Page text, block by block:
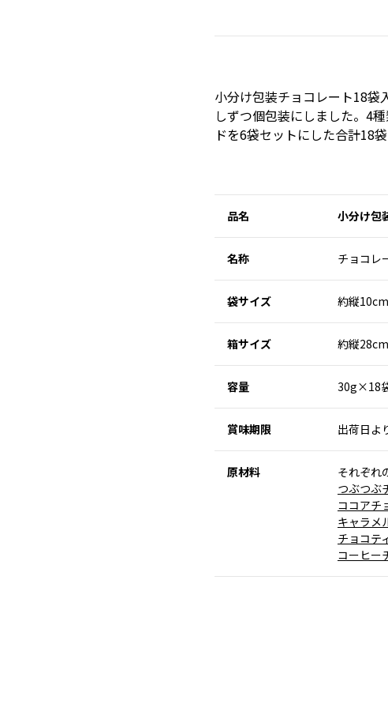
小分け包装チョコレート18袋
しずつ個包装にしました。4
ドを6袋セットにした合計18
品名 小分け包
名称 チョコレ
袋サイズ 約縦
箱サイズ 約縦
容量 30g×18
賞味期限 出荷日よ
原材料
それぞれ
つぶつぶ
ココアチ
キャラメ
チョコテ
コーヒー